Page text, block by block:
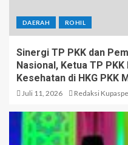
DAERAH ROHIL
Sinergi TP PKK dan
Nasional, Ketua TP
Kesehatan di HKG PKK
Juli 11, 2026 Redaksi